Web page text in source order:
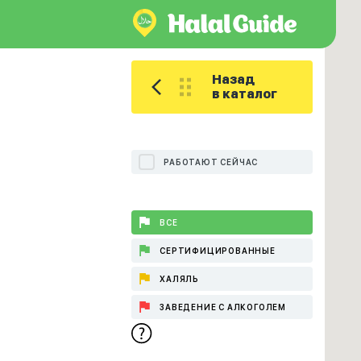
Назад
в каталог
РАБОТАЮТ СЕЙЧАС
ВСЕ
СЕРТИФИЦИРОВАННЫЕ
ХАЛЯЛЬ
ЗАВЕДЕНИЕ С АЛКОГОЛЕМ